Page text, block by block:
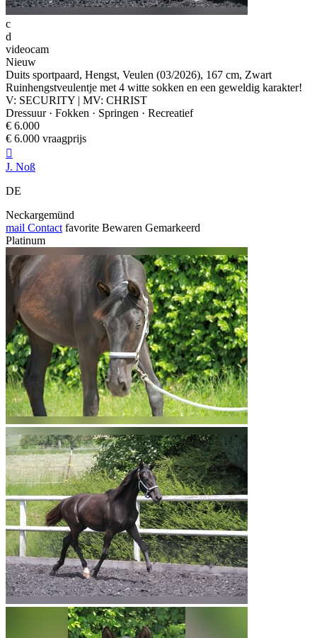
c
d
videocam
Nieuw
Duits sportpaard, Hengst, Veulen (03/2026), 167 cm, Zwart
Ruinhengstveulentje met 4 witte sokken en een geweldig karakter!
V: SECURITY | MV: CHRIST
Dressuur · Fokken · Springen · Recreatief
€ 6.000
€ 6.000 vraagprijs

J. Noß
DE
Neckargemünd
mail Contact favorite Bewaren Gemarkeerd
Platinum